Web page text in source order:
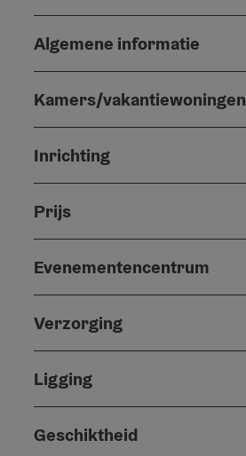
Algemene informatie
Kamers/vakantiewoningen
Inrichting
Prijs
Evenementencentrum
Verzorging
Ligging
Geschiktheid